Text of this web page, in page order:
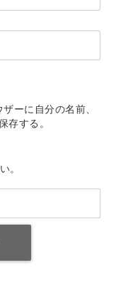
ーに自分の名前、
存する。
。